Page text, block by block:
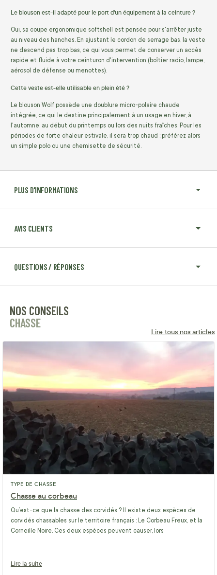
PLUS D'INFORMATIONS
AVIS CLIENTS
QUESTIONS / RÉPONSES
Le blouson est-il adapté pour le port d'un équipement à la ceinture ?
Oui, sa coupe ergonomique softshell est pensée pour s'arrêter juste
au niveau des hanches. En ajustant le cordon de serrage bas, la veste
ne descend pas trop bas, ce qui vous permet de conserver un accès
rapide et fluide à votre ceinturon d'intervention (boîtier radio, lampe,
aérosol de défense ou menottes).
Cette veste est-elle utilisable en plein été ?
Le blouson Wolf possède une doublure micro-polaire chaude
intégrée, ce qui le destine principalement à un usage en hiver, à
l'automne, au début du printemps ou lors des nuits fraîches. Pour les
périodes de forte chaleur estivale, il sera trop chaud ; préférez alors
un simple polo ou une chemisette de sécurité.
NOS CONSEILS
CHASSE
Lire tous nos articles
TYPE DE CHASSE
Chasse au corbeau
Qu’est-ce que la chasse des corvidés ? Il existe deux espèces de
corvidés chassables sur le territoire français : Le Corbeau Freux, et la
Corneille Noire. Ces deux espèces peuvent causer, lors
Lire la suite